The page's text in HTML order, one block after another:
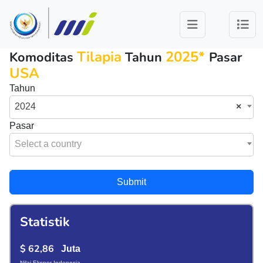
Komoditas Tilapia Tahun 2025* Pasar
USA
Tahun
×
2024
Pasar
Select a country
Submit
Statistik
$ 62,86 Juta